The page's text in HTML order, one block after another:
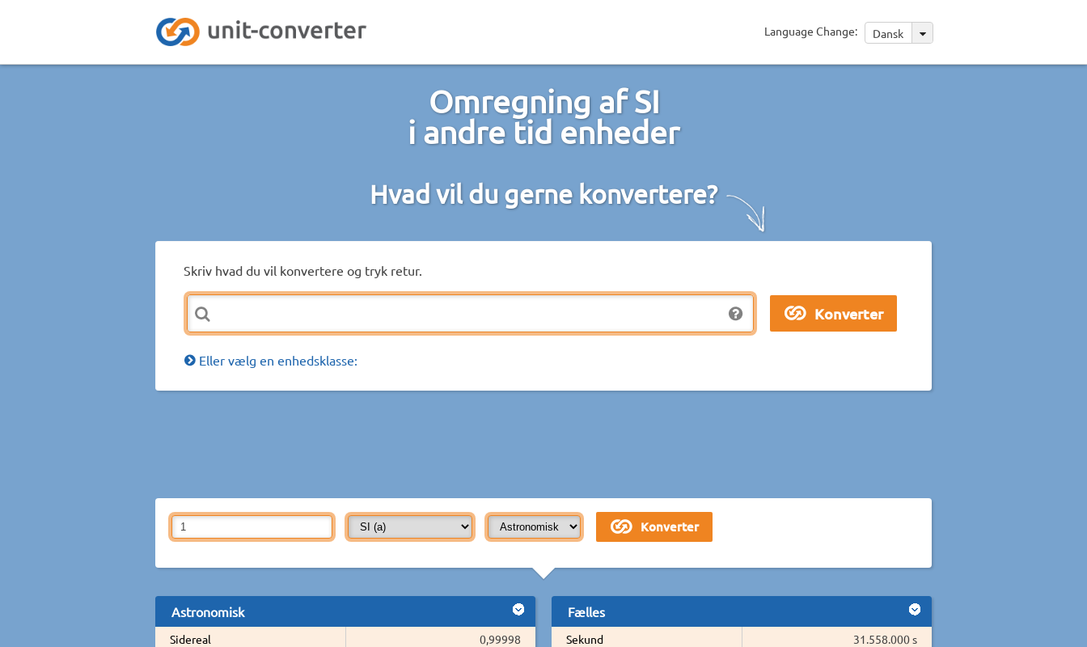
Language Change: Dansk
Omregning af SI
i andre tid enheder
Hvad vil du gerne konvertere?
Skriv hvad du vil konvertere og tryk retur.
Eller vælg en enhedsklasse:
Astronomisk
Sidereal
0,99998
Fælles
Sekund
31.558.000 s